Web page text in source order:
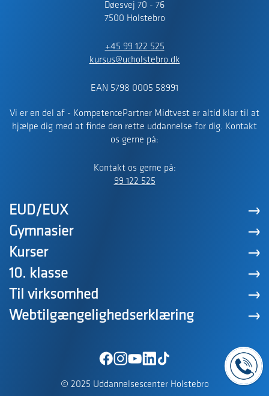
Døesvej 70 - 76
7500 Holstebro
+45 99 122 525
kursus@ucholstebro.dk
EAN 5798 0005 58991
Vi er en del af - KompetencePartner Midtvest er altid klar til at
hjælpe dig med at finde den rette uddannelse for dig. Kontakt
os gerne på:
Kontakt os gerne på:
99 122 525
EUD/EUX
Gymnasier
Kurser
10. klasse
Til virksomhed
Webtilgængelighedserklæring
© 2025 Uddannelsescenter Holstebro